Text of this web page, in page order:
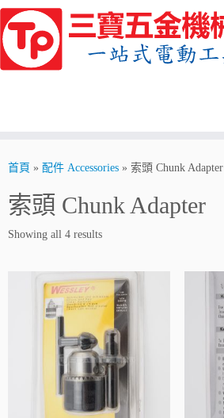
Skip
to
content
首頁 » 配件 Accessories » 索頭 Chunk Adapter
索頭 Chunk Adapter
Showing all 4 results